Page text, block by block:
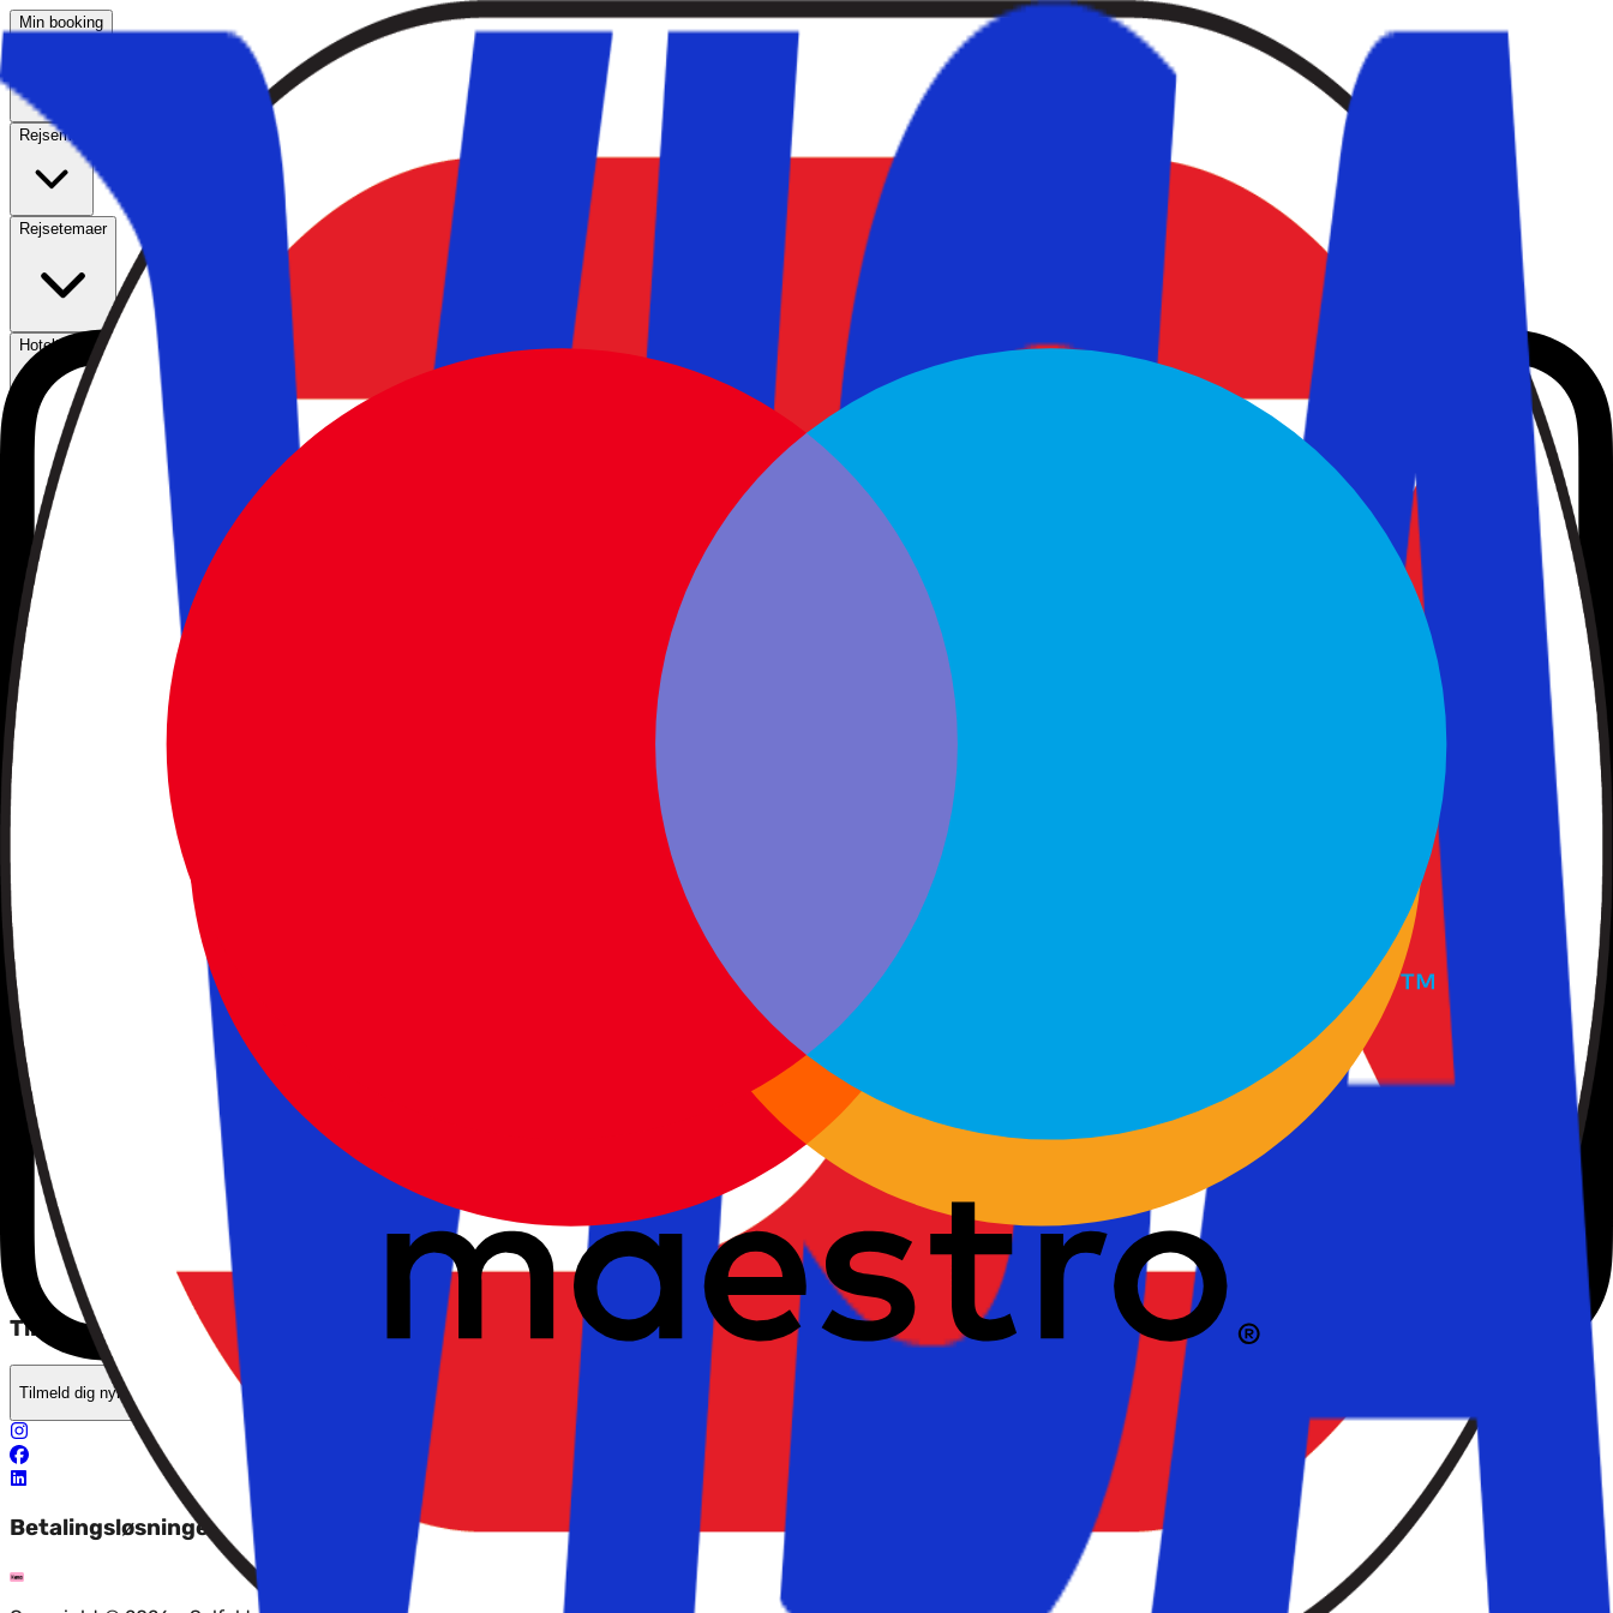
Min booking
Rejsemål
Rejsetemaer
Hoteltyper
Kundeservice
Åbn hovedmenuen
Kontakt os
3529 4646
Kundeservice
Praktisk information
FAQ
Tryghed når du rejser
Betingelser
Solfaktor
Om os
Privatlivspolitik
Tilbud, tips og nyheder?
Tilmeld dig nyhedsbrevet
Betalingsløsninger